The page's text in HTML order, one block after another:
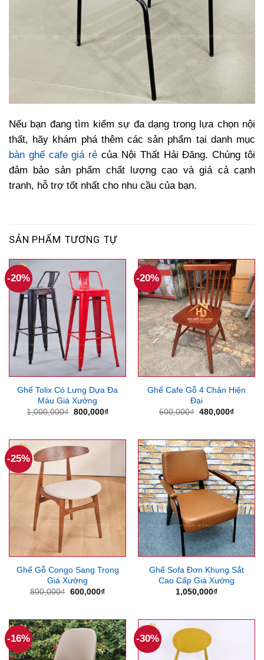
Nếu bạn đang tìm kiếm sự đa dạng trong lựa chọn nội
thất, hãy khám phá thêm các sản phẩm tại danh mục
bàn ghế cafe giá rẻ của Nội Thất Hải Đăng. Chúng tôi
đảm bảo sản phẩm chất lượng cao và giá cả cạnh
tranh, hỗ trợ tốt nhất cho nhu cầu của bạn.
SẢN PHẨM TƯƠNG TỰ
-20%
Ghế Tolix Có Lưng Dựa Đa
Màu Giá Xưởng
1,000,000₫ Giá
800,000₫Giá
800,000₫.
-20%
Ghế Cafe Gỗ 4 Chân Hiện
Đại
600,000₫ Giá
480,000₫Giá
-25%
Ghế Gỗ Congo Sang Trọng
Giá Xưởng
800,000₫ Giá
600,000₫Giá
600,000₫.
Ghế Sofa Đơn Khung Sắt
Cao Cấp Giá Xưởng
1,050,000₫
-16% -30%